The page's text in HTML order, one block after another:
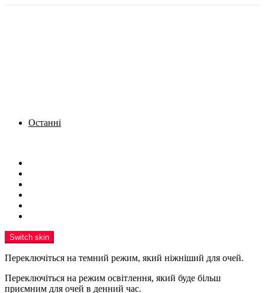
Останні
Switch skin
Переключіться на темний режим, який ніжніший для очей.
Переключіться на режим освітлення, який буде більш
приємним для очей в денний час.